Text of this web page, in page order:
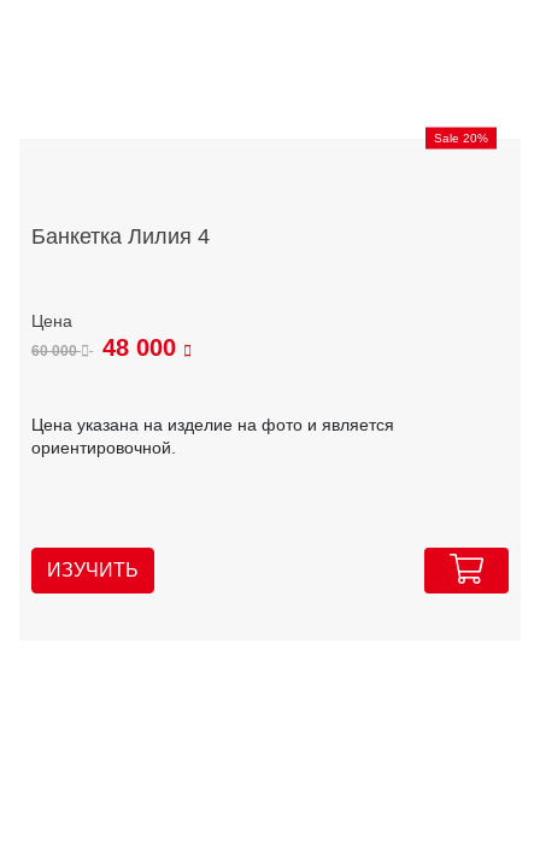
Sale 20%
Банкетка Лилия 4
60 000 48 000
Цена указана на изделие на фото и является
ориентировочной.
ИЗУЧИТЬ